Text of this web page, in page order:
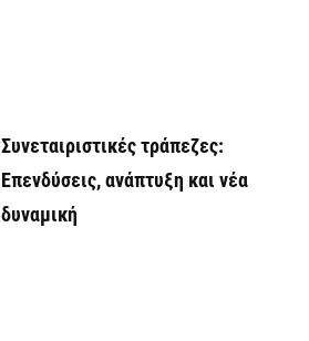
Συνεταιριστικές τράπεζες:
Επενδύσεις, ανάπτυξη και νέα
δυναμική